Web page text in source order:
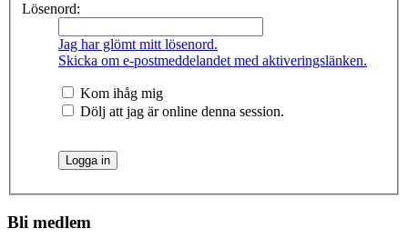
Lösenord:
Jag har glömt mitt lösenord.
Skicka om e-postmeddelandet med aktiveringslänken.
Kom ihåg mig
Dölj att jag är online denna session.
Bli medlem